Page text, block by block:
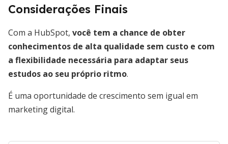
Considerações Finais
Com a HubSpot, você tem a chance de obter
conhecimentos de alta qualidade sem custo e com
a flexibilidade necessária para adaptar seus
estudos ao seu próprio ritmo.
É uma oportunidade de crescimento sem igual em
marketing digital.